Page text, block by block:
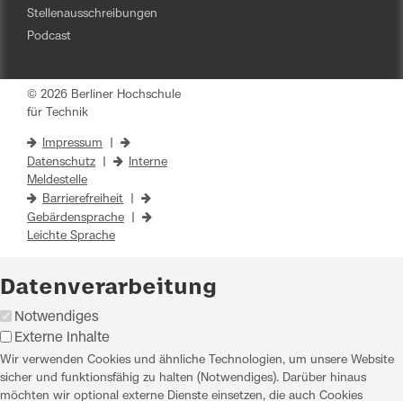
Stellenausschreibungen
Podcast
© 2026 Berliner Hochschule
für Technik
Impressum
Datenschutz
Interne
Meldestelle
Barrierefreiheit
Gebärdensprache
Leichte Sprache
Datenverarbeitung
Notwendiges
Externe Inhalte
Wir verwenden Cookies und ähnliche Technologien, um unsere Website
sicher und funktionsfähig zu halten (Notwendiges). Darüber hinaus
möchten wir optional externe Dienste einsetzen, die auch Cookies